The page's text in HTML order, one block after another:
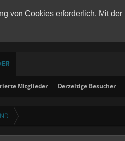
von Cookies erforderlich. Mit
Mitglieder Derzeitige Besucher